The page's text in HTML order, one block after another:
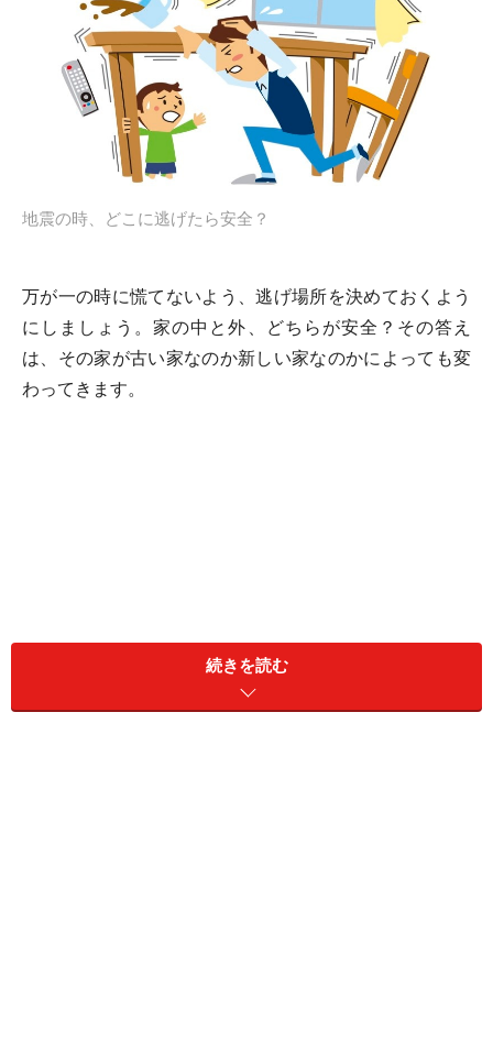
地震の時、どこに逃げたら安全？
万が一の時に慌てないよう、逃げ場所を決めておくよう
にしましょう。家の中と外、どちらが安全？その答え
は、その家が古い家なのか新しい家なのかによっても変
わってきます。
続きを読む